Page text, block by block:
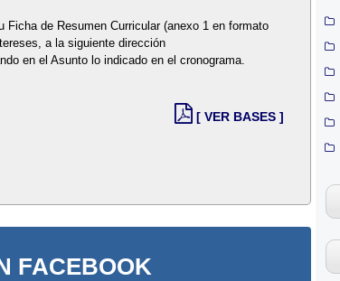
de Resumen Curricular (anexo 1 en formato
a la siguiente dirección
en el Asunto lo indicado en el cronograma.
[ VER BASES ]
FACEBOOK